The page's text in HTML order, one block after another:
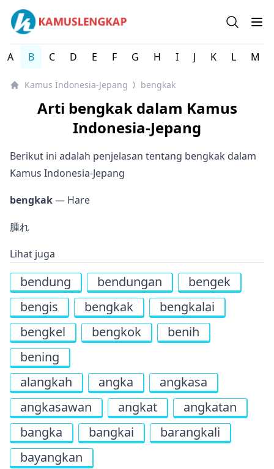
Kamus Lengkap Indonesia-Jepang - Kamus Bahasa
Open
A B C D E F G H I J K L M
Kamus Indonesia-Jepang ⟩ bengkak
Arti bengkak dalam Kamus
Indonesia-Jepang
Berikut ini adalah penjelasan tentang bengkak dalam
Kamus Indonesia-Jepang
bengkak— Hare
腫れ
Lihat juga
bendung bendungan
bengek
bengis
bengkak
bengkalai
bengkel
bengkok
benih
bening
alangkah
angka
angkasa
angkasawan
angkat
angkatan
bangka
bangkai
barangkali
bayangkan